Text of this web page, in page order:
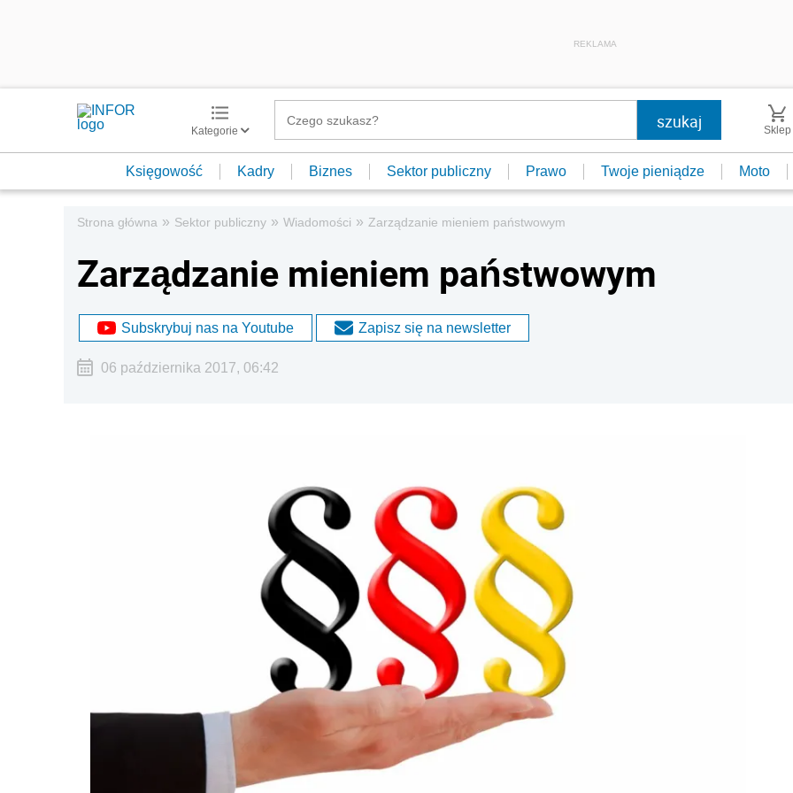
REKLAMA
Kategorie Sklep
Księgowość Kadry Biznes Sektor publiczny Prawo Twoje pieniądze Moto
Strona główna » Sektor publiczny » Wiadomości » Zarządzanie mieniem państwowym
Zarządzanie mieniem państwowym
Subskrybuj nas na Youtube Zapisz się na newsletter
06 października 2017, 06:42